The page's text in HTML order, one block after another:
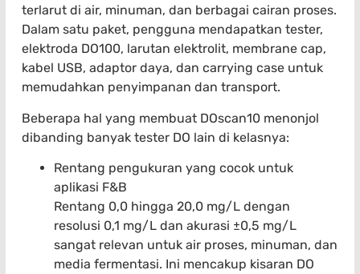
terlarut di air, minuman, dan berbagai cairan proses.
Dalam satu paket, pengguna mendapatkan tester,
elektroda DO100, larutan elektrolit, membrane cap,
kabel USB, adaptor daya, dan carrying case untuk
memudahkan penyimpanan dan transport.
Beberapa hal yang membuat DOscan10 menonjol
dibanding banyak tester DO lain di kelasnya:
Rentang pengukuran yang cocok untuk
aplikasi F&B
Rentang 0,0 hingga 20,0 mg/L dengan
resolusi 0,1 mg/L dan akurasi ±0,5 mg/L
sangat relevan untuk air proses, minuman, dan
media fermentasi. Ini mencakup kisaran DO